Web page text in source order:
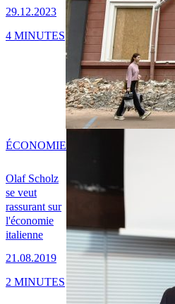
29.12.2023
4 MINUTES
Olaf Scholz
se veut
rassurant sur
l'économie
italienne
21.08.2019
ÉCONOMIE
2 MINUTES